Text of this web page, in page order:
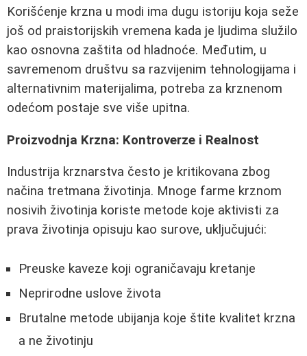
Korišćenje krzna u modi ima dugu istoriju koja seže
još od praistorijskih vremena kada je ljudima služilo
kao osnovna zaštita od hladnoće. Međutim, u
savremenom društvu sa razvijenim tehnologijama i
alternativnim materijalima, potreba za krznenom
odećom postaje sve više upitna.
Proizvodnja Krzna: Kontroverze i Realnost
Industrija krznarstva često je kritikovana zbog
načina tretmana životinja. Mnoge farme krznom
nosivih životinja koriste metode koje aktivisti za
prava životinja opisuju kao surove, uključujući:
Preuske kaveze koji ograničavaju kretanje
Neprirodne uslove života
Brutalne metode ubijanja koje štite kvalitet krzna
a ne životinju